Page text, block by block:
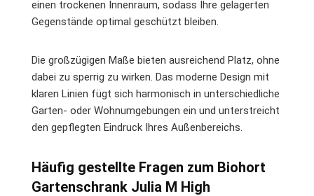
einen trockenen Innenraum, sodass Ihre gelagerten
Gegenstände optimal geschützt bleiben.
Die großzügigen Maße bieten ausreichend Platz, ohne
dabei zu sperrig zu wirken. Das moderne Design mit
klaren Linien fügt sich harmonisch in unterschiedliche
Garten- oder Wohnumgebungen ein und unterstreicht
den gepflegten Eindruck Ihres Außenbereichs.
Häufig gestellte Fragen zum Biohort
Gartenschrank Julia M High